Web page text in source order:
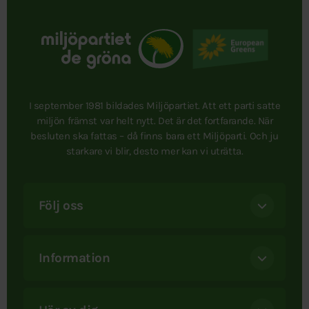
I september 1981 bildades Miljöpartiet. Att ett parti satte
miljön främst var helt nytt. Det är det fortfarande. När
besluten ska fattas – då finns bara ett Miljöparti. Och ju
starkare vi blir, desto mer kan vi uträtta.
Följ oss
Information